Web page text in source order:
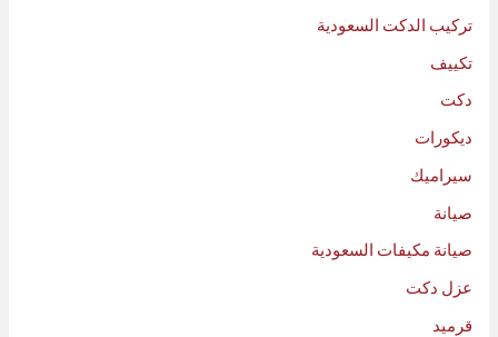
تركيب الدكت السعودية
تكييف
دكت
ديكورات
سيراميك
صيانة
صيانة مكيفات السعودية
عزل دكت
قرميد